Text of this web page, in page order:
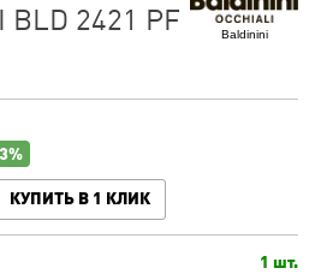
Baldinini
2421 PF
КУПИТЬ В 1 КЛИК
1 шт.